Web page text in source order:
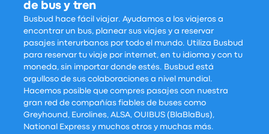
de bus y tren
Busbud hace fácil viajar. Ayudamos a los viajeros a
encontrar un bus, planear sus viajes y a reservar
pasajes interurbanos por todo el mundo. Utiliza Busbud
para reservar tu viaje por internet, en tu idioma y con tu
moneda, sin importar donde estés. Busbud está
orgulloso de sus colaboraciones a nivel mundial.
Hacemos posible que compres pasajes con nuestra
gran red de compañías fiables de buses como
Greyhound, Eurolines, ALSA, OUIBUS (BlaBlaBus),
National Express y muchos otros y muchas más.